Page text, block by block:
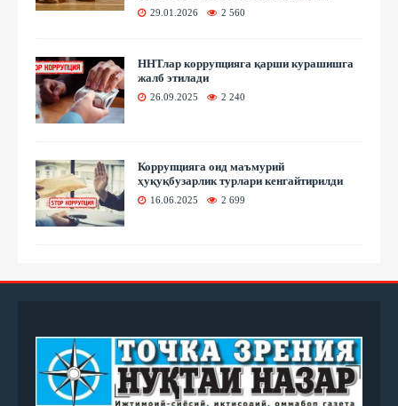
29.01.2026 2 560
ННТлар коррупцияга қарши курашишга
жалб этилади
26.09.2025 2 240
Коррупцияга оид маъмурий
ҳуқуқбузарлик турлари кенгайтирилди
16.06.2025 2 699